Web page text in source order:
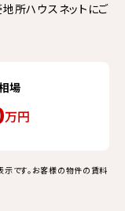
所ハウスネットにご
場
万円
です。お客様の物件の賃料